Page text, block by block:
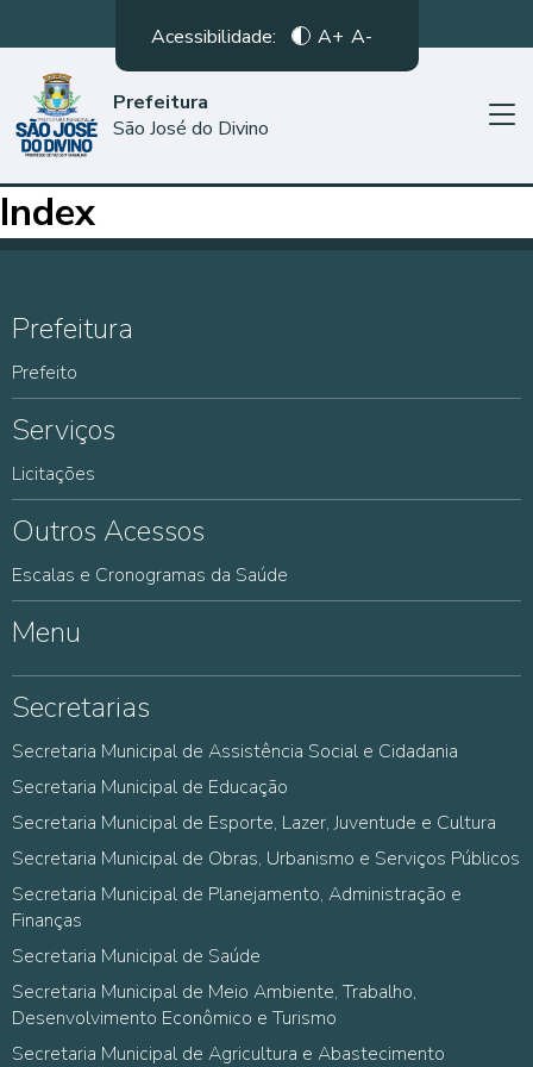
Acessibilidade: A+ A-
Prefeitura
São José do Divino
Index
Prefeitura
Prefeito
Serviços
Licitações
Outros Acessos
Escalas e Cronogramas da Saúde
Menu
Secretarias
Secretaria Municipal de Assistência Social e Cidadania
Secretaria Municipal de Educação
Secretaria Municipal de Esporte, Lazer, Juventude e Cultura
Secretaria Municipal de Obras, Urbanismo e Serviços Públicos
Secretaria Municipal de Planejamento, Administração e
Finanças
Secretaria Municipal de Saúde
Secretaria Municipal de Meio Ambiente, Trabalho,
Desenvolvimento Econômico e Turismo
Secretaria Municipal de Agricultura e Abastecimento